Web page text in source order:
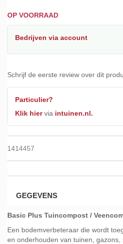
OP VOORRAAD
Bedrijven via account
Schrijf de eerste review over dit
Particulier?
Klik hiervia intuinen.nl.
1414457
van
de
gallerij
GEGEVENS
Basic Plus Tuincompost /
Een bodemverbeteraar die wordt
en onderhouden van tuinen, gazons,